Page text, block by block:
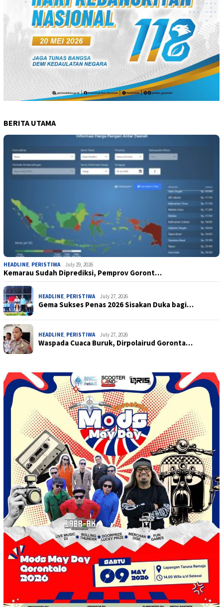
BERITA UTAMA
HEADLINE, PERISTIWA July 29, 2026
Kemarau Sudah Diprediksi, Pemprov Goront…
HEADLINE, PERISTIWA July 27, 2026
Gema Sukses Penas 2026 Sisakan Duka bagi…
HEADLINE, PERISTIWA July 27, 2026
Waspada Cuaca Buruk, Dirpolairud Goronta…